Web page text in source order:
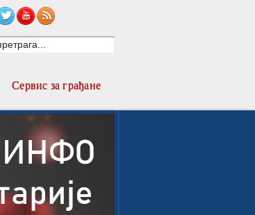
Sign in with Facebook
Sign in with Twitter
Subscribe on YouTube
Сервис за грађане